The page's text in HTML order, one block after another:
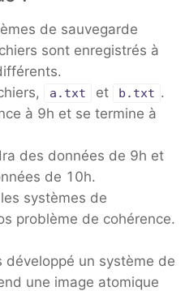
de sauvegarde
sont enregistrés à
a.txt et b.txt .
à 9h et se termine à
des données de 9h et
de 10h.
systèmes de
problème de cohérence.
développé un système de
une image atomique